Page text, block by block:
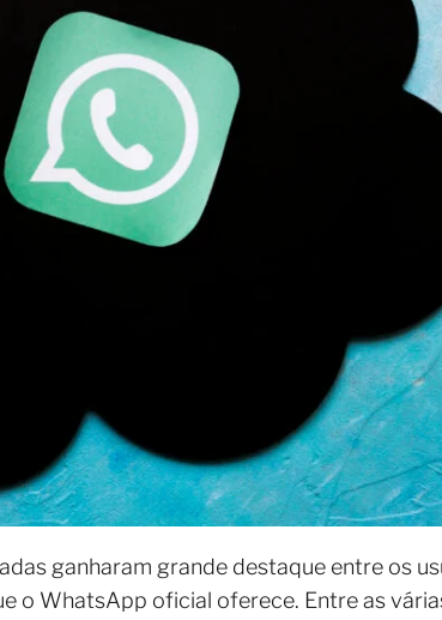
ganharam grande destaque entre os
o WhatsApp oficial oferece. Entre as